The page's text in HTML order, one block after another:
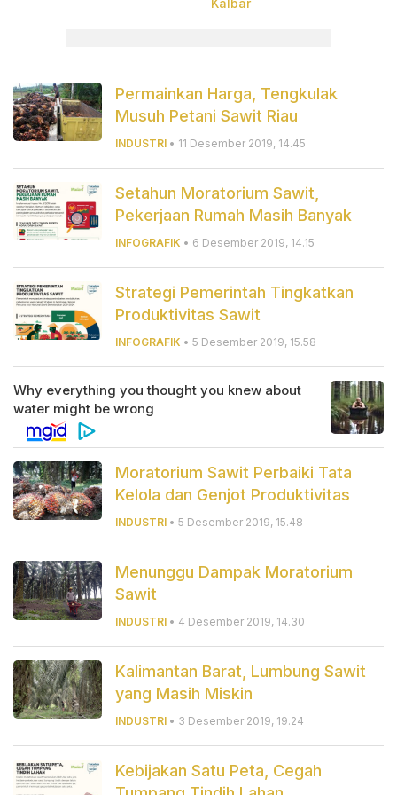
Permainkan Harga, Tengkulak
Musuh Petani Sawit Riau
INDUSTRI • 11 Desember 2019, 14.45
Setahun Moratorium Sawit,
Pekerjaan Rumah Masih Banyak
INFOGRAFIK • 6 Desember 2019, 14.15
Strategi Pemerintah Tingkatkan
Produktivitas Sawit
INFOGRAFIK • 5 Desember 2019, 15.58
Moratorium Sawit Perbaiki Tata
Kelola dan Genjot Produktivitas
INDUSTRI • 5 Desember 2019, 15.48
Menunggu Dampak Moratorium
Sawit
INDUSTRI • 4 Desember 2019, 14.30
Kalimantan Barat, Lumbung Sawit
yang Masih Miskin
INDUSTRI • 3 Desember 2019, 19.24
Kebijakan Satu Peta, Cegah